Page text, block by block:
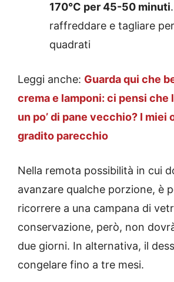
170°C per 45-50 minuti
raffreddare e tagliare
quadrati
Leggi anche: Guarda qui che
crema e lamponi: ci pensi che
un po’ di pane vecchio? I miei
gradito parecchio
Nella remota possibilità in cui
avanzare qualche porzione, è
ricorrere a una campana di
conservazione, però, non
due giorni. In alternativa, il
congelare fino a tre mesi.